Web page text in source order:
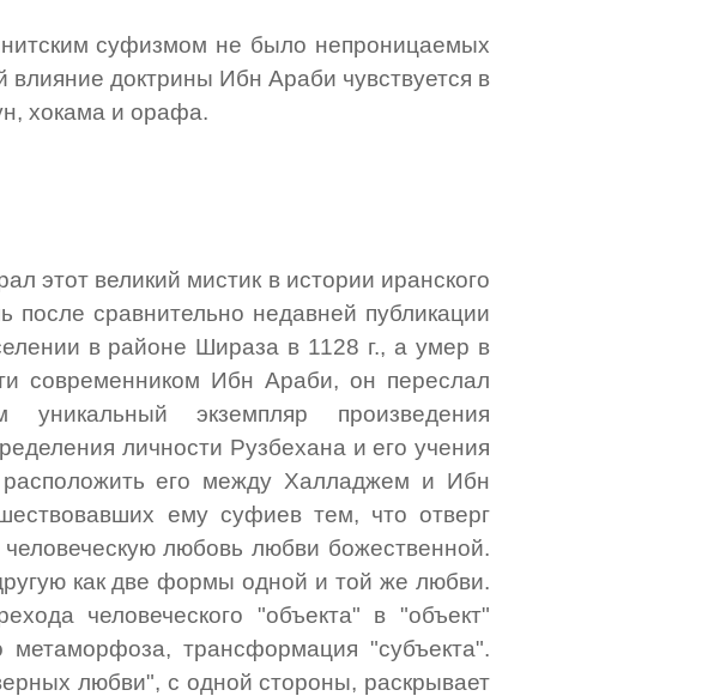
суфизмом не было непроницаемых
доктрины Ибн Араби чувствуется в
хокама и орафа.
этот великий мистик в истории иранского
сравнительно недавней публикации
в районе Шираза в 1128 г., а умер в
современником Ибн Араби, он переслал
экземпляр произведения
личности Рузбехана и его учения
его между Халладжем и Ибн
ему суфиев тем, что отверг
любовь любви божественной.
как две формы одной и той же любви.
человеческого "объекта" в "объект"
трансформация "субъекта".
любви", с одной стороны, раскрывает